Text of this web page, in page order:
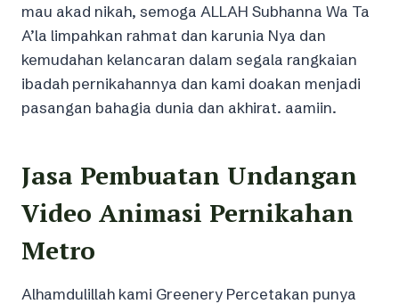
mau akad nikah, semoga ALLAH Subhanna Wa Ta
A’la limpahkan rahmat dan karunia Nya dan
kemudahan kelancaran dalam segala rangkaian
ibadah pernikahannya dan kami doakan menjadi
pasangan bahagia dunia dan akhirat. aamiin.
Jasa Pembuatan Undangan
Video Animasi Pernikahan
Metro
Alhamdulillah kami Greenery Percetakan punya